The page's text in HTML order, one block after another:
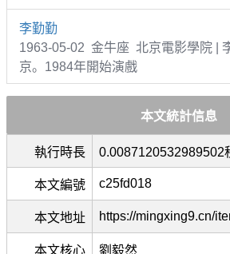
李勤勤
1963-05-02 金牛座 北京電影學院 |
京。1984年開始演戲
本文統計信息
執行時長 0.0087120532989502
本文編號 c25fd018
本文地址 https://mingxing9.cn/
本文核心 劉毅然